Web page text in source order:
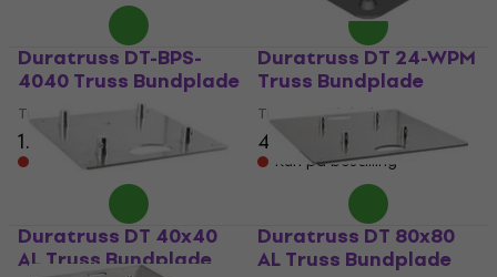
Duratruss DT-BPS-
4040 Truss Bundplade
Truss Bundplade
1.039 kr
Kun på bestilling
Duratruss DT 24-WPM
Truss Bundplade
Truss Bundplade
486 kr
Kun på bestilling
Duratruss DT 40x40
AL Truss Bundplade
Duratruss DT 80x80
AL Truss Bundplade